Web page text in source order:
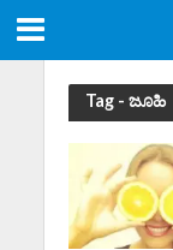
Tag - ಜೂಹಿ